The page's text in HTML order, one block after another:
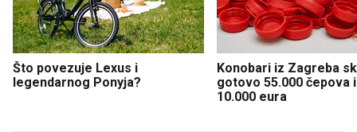
Što povezuje Lexus i
legendarnog Ponyja?
Konobari iz Zagreba
gotovo 55.000 čepova
10.000 eura